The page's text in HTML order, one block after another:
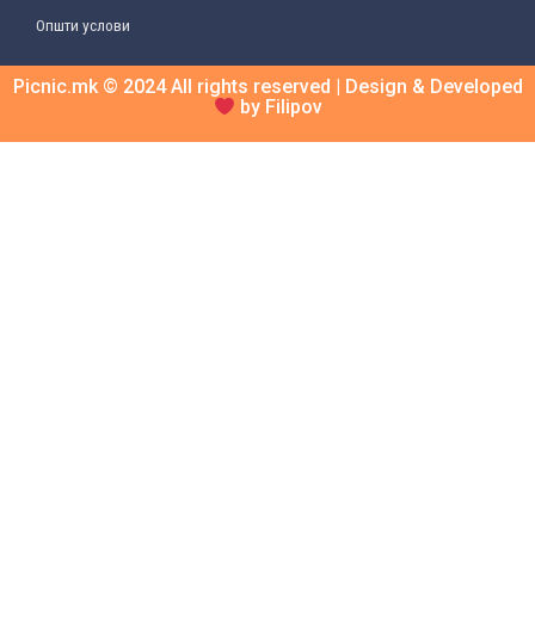
Општи услови
Picnic.mk © 2024 All rights reserved | Design & Developed
by Filipov